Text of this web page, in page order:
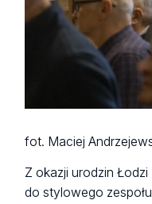
fot. Maciej
Z okazji urodzin
do stylowego